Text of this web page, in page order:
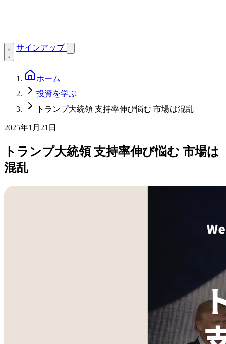
サインアップ
ホーム
投資を学ぶ
トランプ大統領 支持率伸び悩む 市場は混乱
2025年1月21日
トランプ大統領 支持率伸び悩む 市場は
混乱